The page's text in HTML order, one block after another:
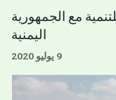
مع الجمهورية
اليمنية
9 يوليو 2020